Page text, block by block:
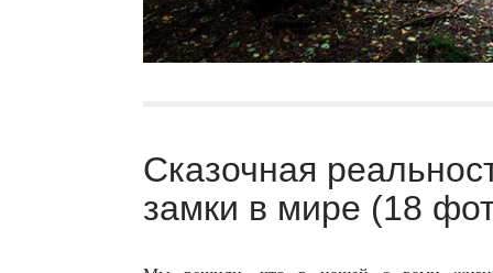
Сказочная
замки в мире (18